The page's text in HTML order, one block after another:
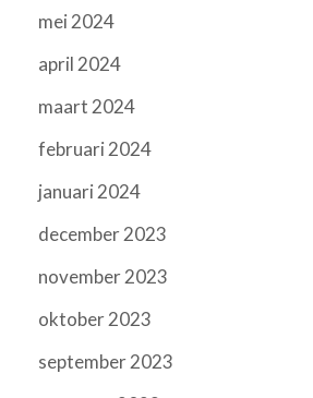
mei 2024
april 2024
maart 2024
februari 2024
januari 2024
december 2023
november 2023
oktober 2023
september 2023